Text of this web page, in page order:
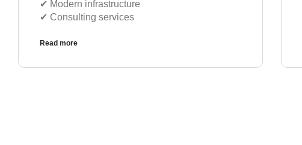
✔︎ Modern infrastructure
✔︎ Consulting services
Read more